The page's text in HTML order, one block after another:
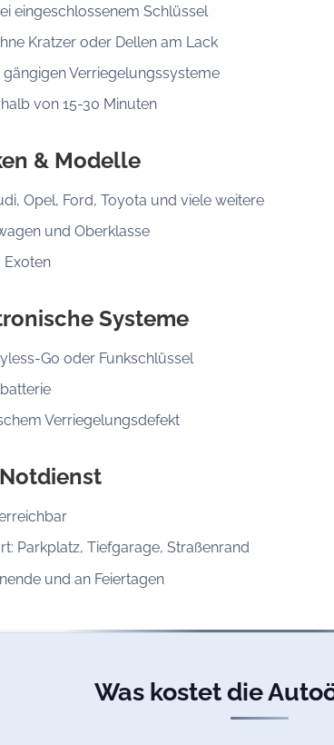
eingeschlossenem Schlüssel
Kratzer oder Dellen am Lack
Verriegelungssysteme
von 15-30 Minuten
& Modelle
Opel, Ford, Toyota und viele weitere
und Oberklasse
Systeme
Go oder Funkschlüssel
Verriegelungsdefekt
Parkplatz, Tiefgarage, Straßenrand
und an Feiertagen
Was kostet die